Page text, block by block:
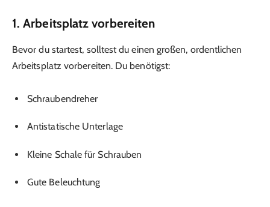
1. Arbeitsplatz vorbereiten
Bevor du startest, solltest du einen großen, ordentlichen
Arbeitsplatz vorbereiten. Du benötigst:
Schraubendreher
Antistatische Unterlage
Kleine Schale für Schrauben
Gute Beleuchtung